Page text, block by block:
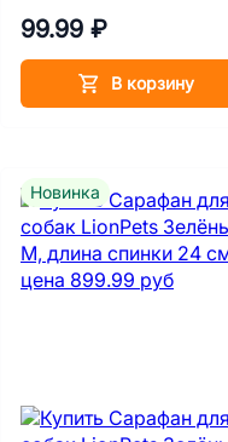
99.99 ₽
В корзину
Новинка